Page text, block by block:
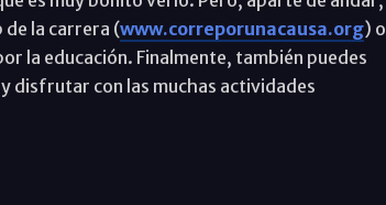
la carrera (www.correporunacausa.org) o
la educación. Finalmente, también puedes
disfrutar con las muchas actividades